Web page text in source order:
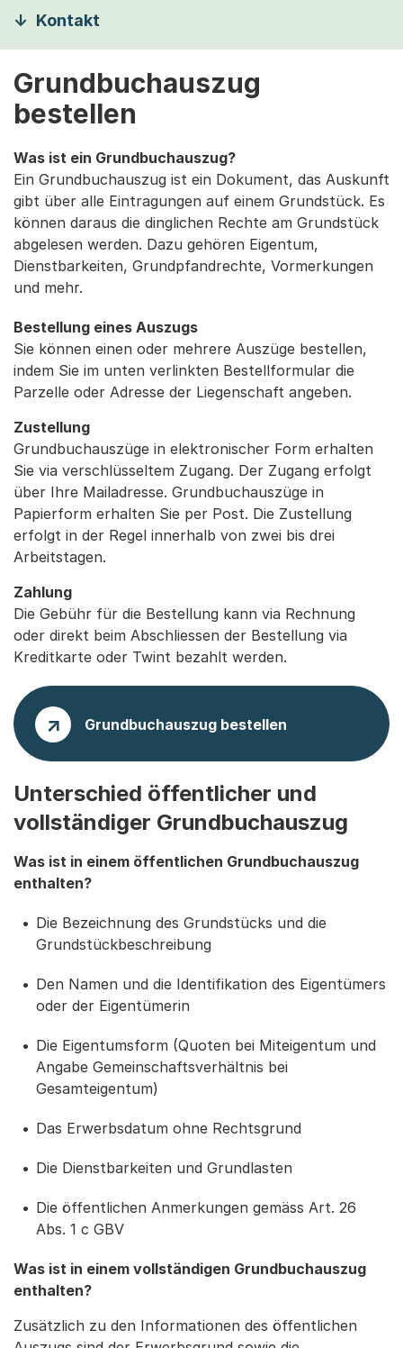
Kontakt
Grundbuchauszug
bestellen
Was ist ein Grundbuchauszug?
Ein Grundbuchauszug ist ein Dokument, das Auskunft
gibt über alle Eintragungen auf einem Grundstück. Es
können daraus die dinglichen Rechte am Grundstück
abgelesen werden. Dazu gehören Eigentum,
Dienstbarkeiten, Grundpfandrechte, Vormerkungen
und mehr.
Bestellung eines Auszugs
Sie können einen oder mehrere Auszüge bestellen,
indem Sie im unten verlinkten Bestellformular die
Parzelle oder Adresse der Liegenschaft angeben.
Zustellung
Grundbuchauszüge in elektronischer Form erhalten
Sie via verschlüsseltem Zugang. Der Zugang erfolgt
über Ihre Mailadresse. Grundbuchauszüge in
Papierform erhalten Sie per Post. Die Zustellung
erfolgt in der Regel innerhalb von zwei bis drei
Arbeitstagen.
Zahlung
Die Gebühr für die Bestellung kann via Rechnung
oder direkt beim Abschliessen der Bestellung via
Kreditkarte oder Twint bezahlt werden.
Grundbuchauszug bestellen
Unterschied öffentlicher und
vollständiger Grundbuchauszug
Was ist in einem öffentlichen Grundbuchauszug
enthalten?
Die Bezeichnung des Grundstücks und die
Grundstückbeschreibung
Den Namen und die Identifikation des Eigentümers
oder der Eigentümerin
Die Eigentumsform (Quoten bei Miteigentum und
Angabe Gemeinschaftsverhältnis bei
Gesamteigentum)
Das Erwerbsdatum ohne Rechtsgrund
Die Dienstbarkeiten und Grundlasten
Die öffentlichen Anmerkungen gemäss Art. 26
Abs. 1 c GBV
Was ist in einem vollständigen Grundbuchauszug
enthalten?
Zusätzlich zu den Informationen des öffentlichen